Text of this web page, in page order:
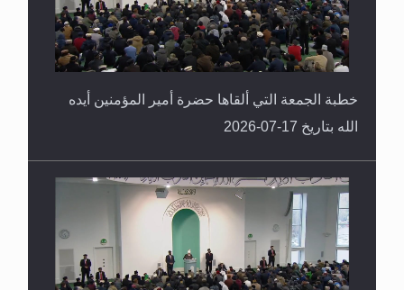
خطبة الجمعة التي ألقاها حضرة أمير المؤمنين أيده
الله بتاريخ 17-07-2026